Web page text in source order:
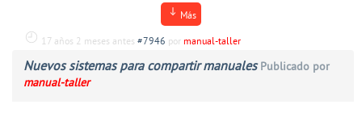
Más
17 años 2 meses antes #7946 por manual-taller
Nuevos sistemas para compartir manualesPublicado por
manual-taller